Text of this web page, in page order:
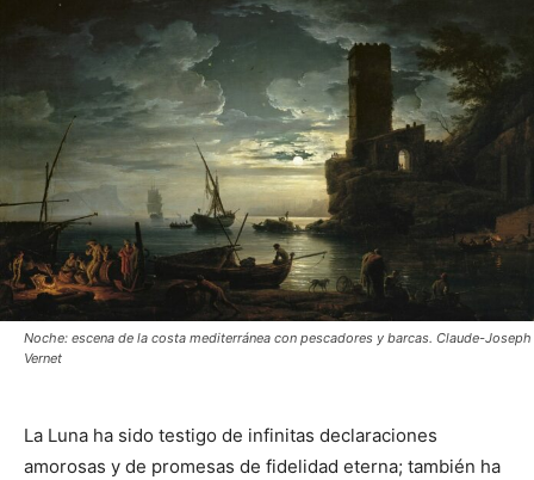
Noche: escena de la costa mediterránea con pescadores y barcas. Claude-Joseph
Vernet
La Luna ha sido testigo de infinitas declaraciones
amorosas y de promesas de fidelidad eterna; también ha